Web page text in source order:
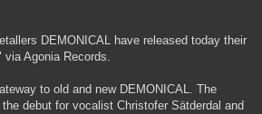
DEMONICAL have released today their
via Agonia Records.
to old and new DEMONICAL. The
debut for vocalist Christofer Sätderdal and